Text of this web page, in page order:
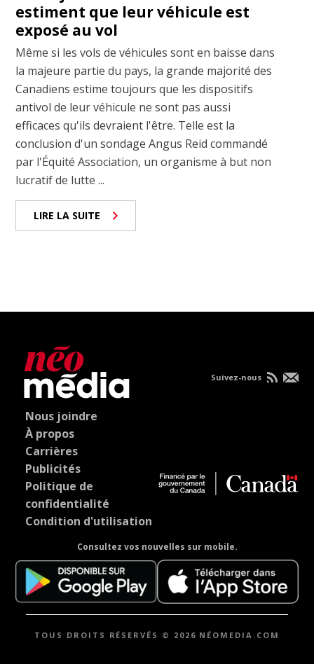
estiment que leur véhicule est
exposé au vol
Même si les vols de véhicules sont en baisse dans
la majeure partie du pays, la grande majorité des
Canadiens estime toujours que les dispositifs
antivol de leur véhicule ne sont pas aussi
efficaces qu'ils devraient l'être. Telle est la
conclusion d'un sondage Angus Reid commandé
par l'Équité Association, un organisme à but non
lucratif de lutte ...
LIRE LA SUITE
Nous joindre
À propos
Carrières
Publicités
Politique de
confidentialité
Condition d'utilisation
Consultez vos nouvelles sur mobile.
Suivez-nous
TOUS DROITS RÉSERVÉS © 2026 NÉOMEDIA.COM